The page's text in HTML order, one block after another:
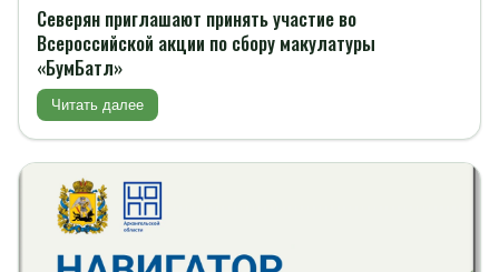
Северян приглашают принять участие во
Всероссийской акции по сбору макулатуры
«БумБатл»
Читать далее